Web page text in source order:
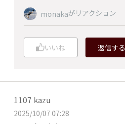
monakaがリアクション
いいね 返信する
1107 kazu
2025/10/07 07:28